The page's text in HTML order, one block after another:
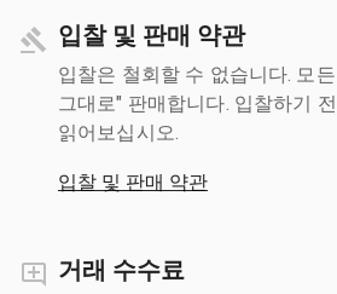
입찰 및 판매 약관
입찰은 철회할 수 없습니다. 모
그대로" 판매합니다. 입찰하기
읽어보십시오.
입찰 및 판매 약관
거래 수수료